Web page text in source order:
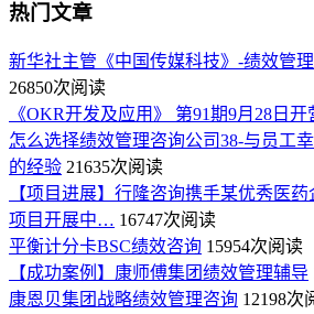
热门文章
新华社主管《中国传媒科技》-绩效管
26850次阅读
《OKR开发及应用》 第91期9月28日开
怎么选择绩效管理咨询公司38-与员工
的经验 21635次阅读
【项目进展】行隆咨询携手某优秀医
项目开展中… 16747次阅读
平衡计分卡BSC绩效咨询 15954次阅读
【成功案例】康师傅集团绩效管理辅导
康恩贝集团战略绩效管理咨询 12198次